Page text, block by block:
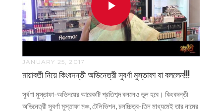
JANUARY 25, 2017
মায়াবতী নিয়ে কিংবদন্তী অভিনেত্রী সুবর্ণা মুস্তাফা যা বললেন!!!
সুর্বণা মুস্তাফা-অভিনয়ের আরেকটি প্রতিশব্দ বললেও ভুল হবে। কিংবদন্তী
অভিনেত্রী সুবর্ণা মুস্তাফা মঞ্চ, টেলিভিশন, চলচ্চিত্র-তিন মাধ্যমেই তার নামের